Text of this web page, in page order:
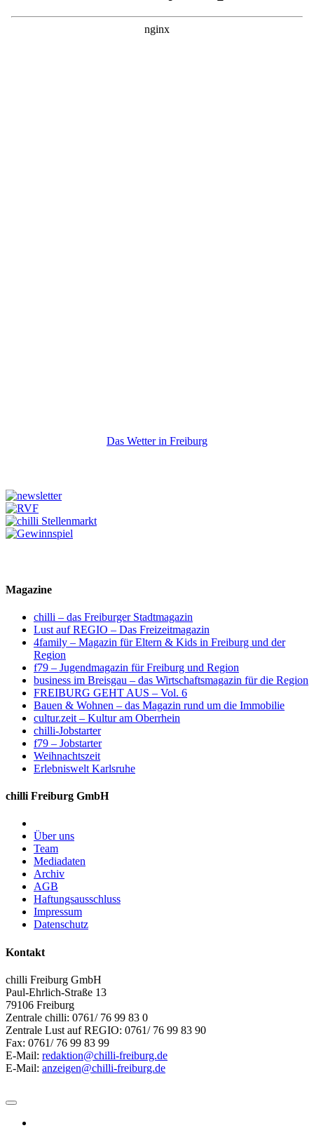
Das Wetter in Freiburg
Magazine
chilli – das Freiburger Stadtmagazin
Lust auf REGIO – Das Freizeitmagazin
4family – Magazin für Eltern & Kids in Freiburg und der
Region
f79 – Jugendmagazin für Freiburg und Region
business im Breisgau – das Wirtschaftsmagazin für die Region
FREIBURG GEHT AUS – Vol. 6
Bauen & Wohnen – das Magazin rund um die Immobilie
cultur.zeit – Kultur am Oberrhein
chilli-Jobstarter
f79 – Jobstarter
Weihnachtszeit
Erlebniswelt Karlsruhe
chilli Freiburg GmbH
Über uns
Team
Mediadaten
Archiv
AGB
Haftungsausschluss
Impressum
Datenschutz
Kontakt
chilli Freiburg GmbH
Paul-Ehrlich-Straße 13
79106 Freiburg
Zentrale chilli: 0761/ 76 99 83 0
Zentrale Lust auf REGIO: 0761/ 76 99 83 90
Fax: 0761/ 76 99 83 99
E-Mail: redaktion@chilli-freiburg.de
E-Mail: anzeigen@chilli-freiburg.de